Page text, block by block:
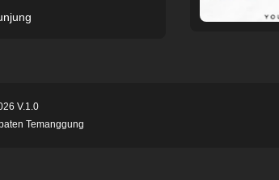
V.1.0
Temanggung